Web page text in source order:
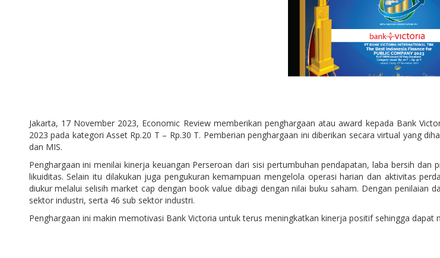
Jakarta, 17 November 2023, Economic Review memberikan penghargaan atau award kepada Bank
2023 pada kategori Asset Rp.20 T – Rp.30 T. Pemberian penghargaan ini diberikan secara virtual yang
dan MIS.
Penghargaan ini menilai kinerja keuangan Perseroan dari sisi pertumbuhan pendapatan, laba bersih
likuiditas. Selain itu dilakukan juga pengukuran kemampuan mengelola operasi harian dan aktivitas
diukur melalui selisih market cap dengan book value dibagi dengan nilai buku saham. Dengan penilaian
sektor industri, serta 46 sub sektor industri.
Penghargaan ini makin memotivasi Bank Victoria untuk terus meningkatkan kinerja positif sehingga